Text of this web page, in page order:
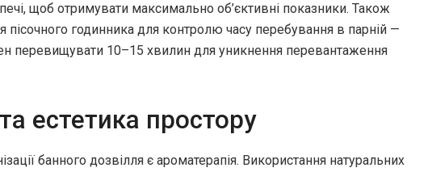
щоб отримувати максимально об’єктивні показники. Також
годинника для контролю часу перебування в парній —
перевищувати 10–15 хвилин для уникнення перевантаження
естетика простору
банного дозвілля є ароматерапія. Використання натуральних